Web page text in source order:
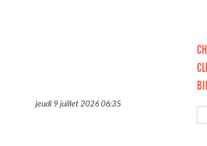
jeudi 9 juillet 2026 06:35